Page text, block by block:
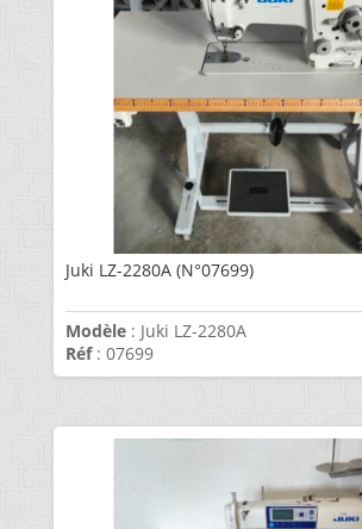
Juki LZ-2280A (N°07699)
Modèle: Juki LZ-2280A
Réf: 07699